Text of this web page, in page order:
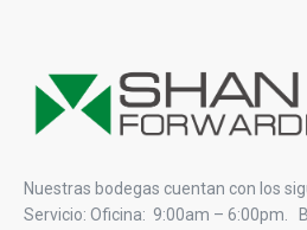
Nuestras bodegas cuentan con los
Servicio: Oficina: 9:00am – 6:00pm.